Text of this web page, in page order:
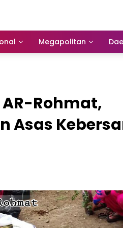
Megapolitan
Rohmat,
Asas